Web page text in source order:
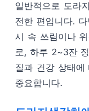
일반적으로 도라
전한 편입니다.
시 속 쓰림이나
로, 하루 2~3잔
질과 건강 상태에
중요합니다.